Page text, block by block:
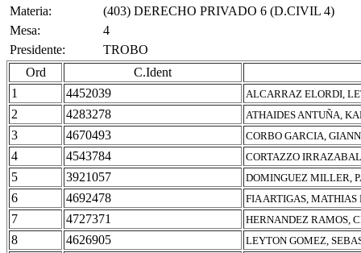
Materia:
(403) DERECHO PRIVADO 6 (D.CIVIL 4)
Mesa:
4
Presidente:
TROBO
Ord
C.Ident
1
4452039 ALCARRAZ ELORDI,
2 4283278 ATHAIDES ANTUÑA,
3 4670493 CORBO GARCIA,
4 4543784 CORTAZZO
5 3921057 DOMINGUEZ MILLER,
6 4692478 FIA ARTIGAS, MATHIAS
7 4727371 HERNANDEZ RAMOS,
8 4626905 LEYTON GOMEZ,